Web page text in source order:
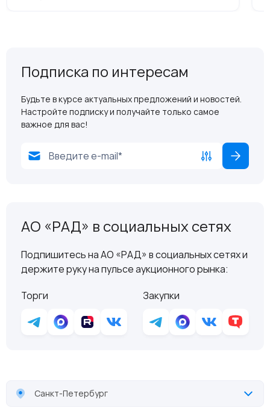
Подписка по интересам
Будьте в курсе актуальных предложений и новостей.
Настройте подписку и получайте только самое
важное для вас!
АО «РАД» в социальных сетях
Подпишитесь на АО «РАД» в социальных сетях и
держите руку на пульсе аукционного рынка:
Торги
Закупки
Санкт-Петербург